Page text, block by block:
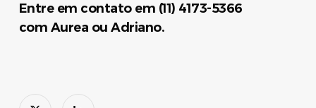
Entre em contato em (11) 4173-5366
com Aurea ou Adriano.